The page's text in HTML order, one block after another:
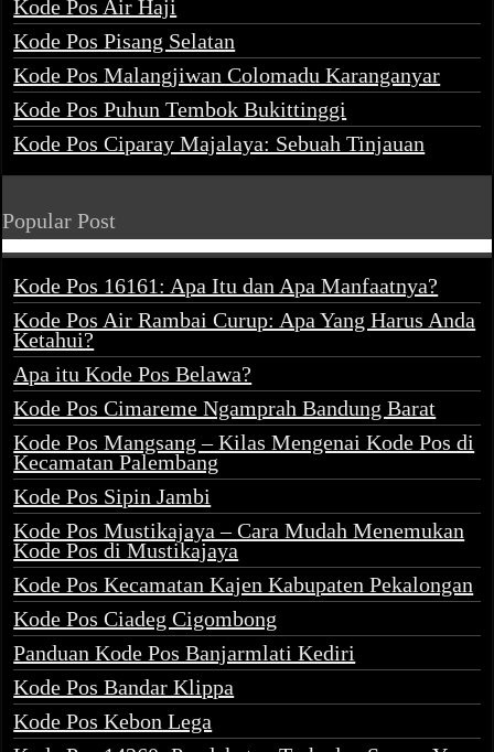
Kode Pos Air Haji
Kode Pos Pisang Selatan
Kode Pos Malangjiwan Colomadu Karanganyar
Kode Pos Puhun Tembok Bukittinggi
Kode Pos Ciparay Majalaya: Sebuah Tinjauan
Popular Post
Kode Pos 16161: Apa Itu dan Apa Manfaatnya?
Kode Pos Air Rambai Curup: Apa Yang Harus Anda
Ketahui?
Apa itu Kode Pos Belawa?
Kode Pos Cimareme Ngamprah Bandung Barat
Kode Pos Mangsang – Kilas Mengenai Kode Pos di
Kecamatan Palembang
Kode Pos Sipin Jambi
Kode Pos Mustikajaya – Cara Mudah Menemukan
Kode Pos di Mustikajaya
Kode Pos Kecamatan Kajen Kabupaten Pekalongan
Kode Pos Ciadeg Cigombong
Panduan Kode Pos Banjarmlati Kediri
Kode Pos Bandar Klippa
Kode Pos Kebon Lega